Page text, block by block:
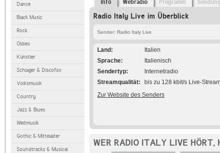
Dance
Black Music
Rock
Oldies
Künstler
Schlager & Discofox
Volksmusik
Country
Jazz & Blues
Weltmusik
Gothic & Mittelalter
Soundtracks & Musical
Info Webradio Programm
Radio Italy Live im Überblick
Sender: Radio Italy Live
Land
Italien
Sprache
Italienisch
Sendertyp
Internetradio
Streamqualität
bis zu 128 kbit/s Live-
Zur Website des Senders
WER RADIO ITALY LIVE HÖRT,